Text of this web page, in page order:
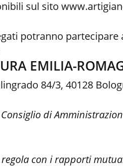
sul sito
potranno partecipare
EMILIA-
84/3, 40128
di
con i rapporti